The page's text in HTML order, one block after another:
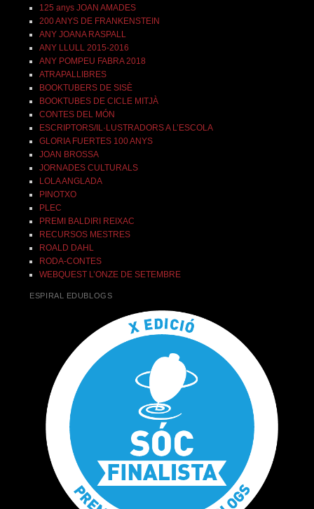
125 anys JOAN AMADES
200 ANYS DE FRANKENSTEIN
ANY JOANA RASPALL
ANY LLULL 2015-2016
ANY POMPEU FABRA 2018
ATRAPALLIBRES
BOOKTUBERS DE SISÈ
BOOKTUBES DE CICLE MITJÀ
CONTES DEL MÓN
ESCRIPTORS/IL·LUSTRADORS A L’ESCOLA
GLORIA FUERTES 100 ANYS
JOAN BROSSA
JORNADES CULTURALS
LOLA ANGLADA
PINOTXO
PLEC
PREMI BALDIRI REIXAC
RECURSOS MESTRES
ROALD DAHL
RODA-CONTES
WEBQUEST L’ONZE DE SETEMBRE
ESPIRAL EDUBLOGS